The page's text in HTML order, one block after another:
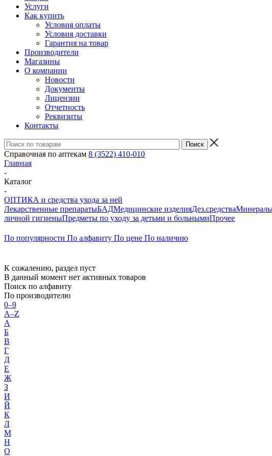
Услуги
Как купить
Условия оплаты
Условия доставки
Гарантия на товар
Производители
Магазины
О компании
Новости
Документы
Лицензии
Отчетность
Реквизиты
Контакты
Справочная по аптекам 8 (3522) 410-010
Главная
-
Каталог
-
ОПТИКА и средства ухода за ней
Лекарственные препаратыБАДМедицинские изделияДез.средства
личной гигиеныПредметы по уходу за детьми и больнымиПрочее
По популярности По алфавиту По цене По наличию
К сожалению, раздел пуст
В данный момент нет активных товаров
Поиск по алфавиту
По производителю
0–9
A–Z
А
Б
В
Г
Д
Е
Ж
З
И
Й
К
Л
М
Н
О